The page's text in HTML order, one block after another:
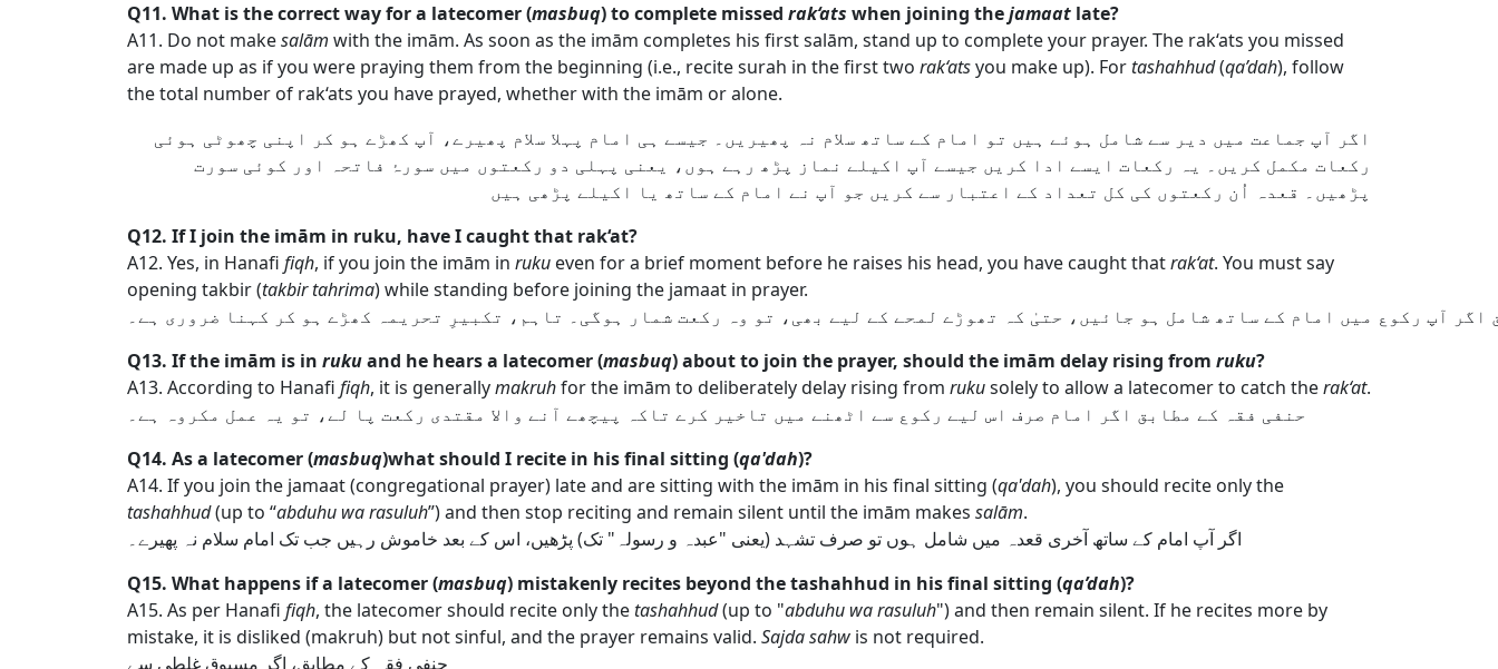
Q11. What is the correct way for a latecomer (masbuq) to complete missed rak‘ats when joining thejamaat late?
A11. Do not makesalām with the imām. As soon as the imām completes his first salām, stand up to complete your prayer. The rak‘ats you missed
are made up as if you were praying them from the beginning (i.e., recite surah in the first two rak‘atsyou make up). Fortashahhud(qa’dah), follow
the total number of rak‘ats you have prayed, whether with the imām or alone.
اگر آپ جماعت میں دیر سے شامل ہوئے ہیں تو امام کے ساتھ سلام نہ پھیریں۔ جیسے ہی امام پہلا سلام پھیرے، آپ کھڑے ہو کر اپنی چھوٹی ہوئی
رکعات مکمل کریں۔ یہ رکعات ایسے ادا کریں جیسے آپ اکیلے نماز پڑھ رہے ہوں، یعنی پہلی دو رکعتوں میں سورۂ فاتحہ اور کوئی سورت
پڑھیں۔ قعدہ اُن رکعتوں کی کل تعداد کے اعتبار سے کریں جو آپ نے امام کے ساتھ یا اکیلے پڑھی ہیں
Q12. If I join the imām in ruku, have I caught that rak‘at?
A12. Yes, in Hanafi fiqh, if you join the imām in ruku even for a brief moment before he raises his head, you have caught thatrak‘at. You must say
opening takbir (takbir tahrima) while standing before joining the jamaat in prayer.
اگر آپ رکوع میں امام کے ساتھ شامل ہو جائیں، حتیٰ کہ تھوڑے لمحے کے لیے بھی، تو وہ رکعت شمار ہوگی۔ تاہم، تکبیرِ تحریمہ کھڑے ہو کر کہنا ضروری ہے۔
Q13. If the imām is in rukuand he hears a latecomer (masbuq) about to join the prayer, should the imām delay rising from ruku?
A13. According to Hanafi fiqh, it is generallymakruhfor the imām to deliberately delay rising from rukusolely to allow a latecomer to catch therak‘at.
حنفی فقہ کے مطابق اگر امام صرف اس لیے رکوع سے اٹھنے میں تاخیر کرے تاکہ پیچھے آنے والا مقتدی رکعت پا لے، تو یہ عمل مکروہ ہے۔
Q14. As a latecomer (masbuq)what should I recite in his final sitting (qa'dah)?
A14. If you join the jamaat (congregational prayer) late and are sitting with the imām in his final sitting (qa'dah), you should recite only the
tashahhud(up to “abduhu wa rasuluh”) and then stop reciting and remain silent until the imām makes salām.
اگر آپ امام کے ساتھ آخری قعدہ میں شامل ہوں تو صرف تشہد (یعنی "عبدہ و رسولہ" تک) پڑھیں، اس کے بعد خاموش رہیں جب تک امام سلام نہ پھیرے۔
Q15. What happens if a latecomer (masbuq) mistakenly recites beyond the tashahhud in his final sitting (qa’dah)?
A15. As per Hanafi fiqh, the latecomer should recite only thetashahhud(up to "abduhu wa rasuluh") and then remain silent. If he recites more by
mistake, it is disliked (makruh) but not sinful, and the prayer remains valid. Sajda sahw is not required.
حنفی فقہ کے مطابق، اگر مسبوق غلطی سے